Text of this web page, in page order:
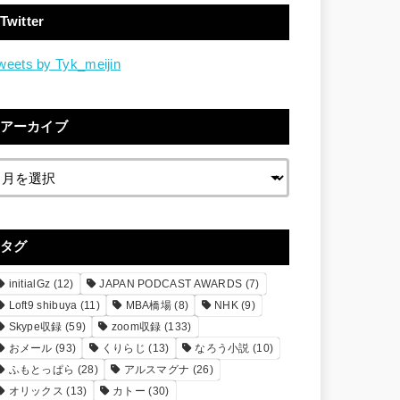
Twitter
by Tyk_meijin
アーカイブ
タグ
initialGz (12) JAPAN PODCAST AWARDS (7)
Loft9 shibuya (11) MBA橋場 (8) NHK (9)
Skype収録 (59) zoom収録 (133)
おメール (93) くりらじ (13) なろう小説 (10)
ふもとっぱら (28) アルスマグナ (26)
オリックス (13) カトー (30)